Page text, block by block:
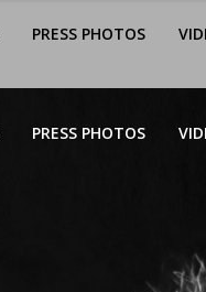
PRESS PHOTOS
PRESS PHOTOS